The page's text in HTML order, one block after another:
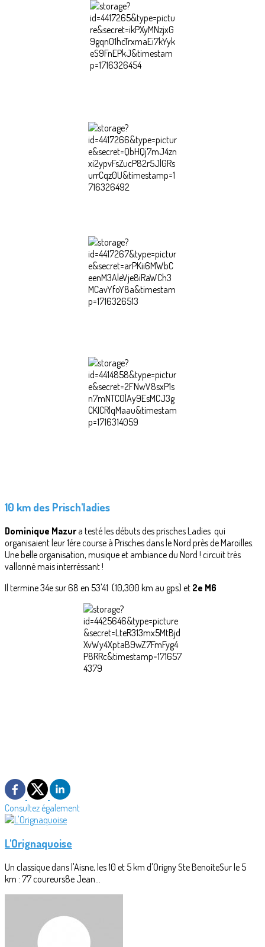
10 km des Prisch'ladies
Dominique Mazur a testé les débuts des prisches Ladies qui
organisaient leur 1ére course à Prisches dans le Nord près de Maroilles.
Une belle organisation, musique et ambiance du Nord ! circuit très
vallonné mais interréssant !
Il termine 34e sur 68 en 53'41 (10,300 km au gps) et 2e M6
Consultez également
L'Orignaquoise
Un classique dans l'Aisne, les 10 et 5 km d'Origny Ste BenoiteSur le 5
km : 77 coureurs8e Jean...